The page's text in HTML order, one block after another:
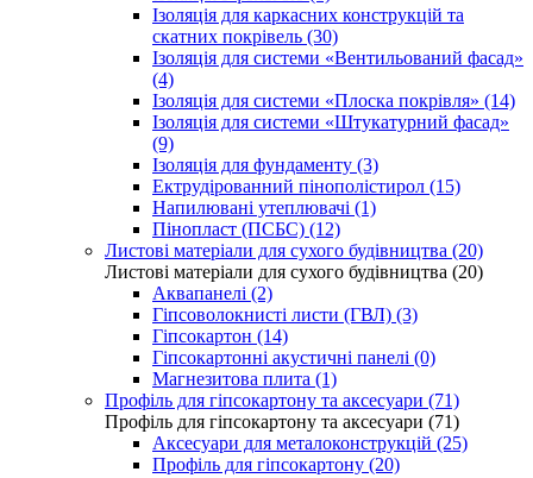
Ізоляція для каркасних конструкцій та
скатних покрівель (30)
Ізоляція для системи «Вентильований фасад»
(4)
Ізоляція для системи «Плоска покрівля» (14)
Ізоляція для системи «Штукатурний фасад»
(9)
Ізоляція для фундаменту (3)
Ектрудірованний пінополістирол (15)
Напилювані утеплювачі (1)
Пінопласт (ПСБС) (12)
Листові матеріали для сухого будівництва (20)
Листові матеріали для сухого будівництва (20)
Аквапанелі (2)
Гіпсоволокнисті листи (ГВЛ) (3)
Гіпсокартон (14)
Гіпсокартонні акустичні панелі (0)
Магнезитова плита (1)
Профіль для гіпсокартону та аксесуари (71)
Профіль для гіпсокартону та аксесуари (71)
Аксесуари для металоконструкцій (25)
Профіль для гіпсокартону (20)